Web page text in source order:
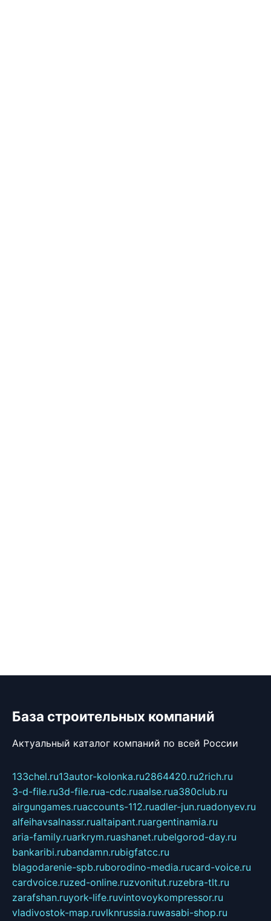
База строительных компаний
Актуальный каталог компаний по всей России
133chel.ru13autor-kolonka.ru2864420.ru2rich.ru
3-d-file.ru3d-file.rua-cdc.ruaalse.rua380club.ru
airgungames.ruaccounts-112.ruadler-jun.ruadonyev.ru
alfeihavsalnassr.rualtaipant.ruargentinamia.ru
aria-family.ruarkrym.ruashanet.rubelgorod-day.ru
bankaribi.rubandamn.rubigfatcc.ru
blagodarenie-spb.ruborodino-media.rucard-voice.ru
cardvoice.ruzed-online.ruzvonitut.ruzebra-tlt.ru
zarafshan.ruyork-life.ruvintovoykompressor.ru
vladivostok-map.ruvlknrussia.ruwasabi-shop.ru